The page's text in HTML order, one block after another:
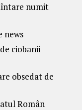
numit
news
ciobanii
obsedat de
Român